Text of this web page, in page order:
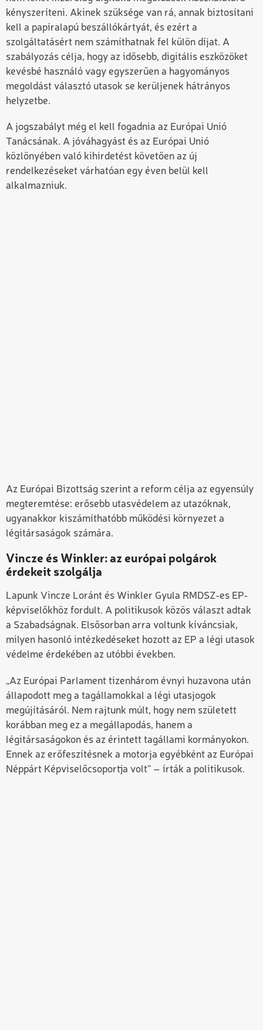
kényszeríteni. Akinek szüksége van rá, annak biztosítani
kell a papíralapú beszállókártyát, és ezért a
szolgáltatásért nem számíthatnak fel külön díjat. A
szabályozás célja, hogy az idősebb, digitális eszközöket
kevésbé használó vagy egyszerűen a hagyományos
megoldást választó utasok se kerüljenek hátrányos
helyzetbe.
A jogszabályt még el kell fogadnia az Európai Unió
Tanácsának. A jóváhagyást és az Európai Unió
közlönyében való kihirdetést követően az új
rendelkezéseket várhatóan egy éven belül kell
alkalmazniuk.
Az Európai Bizottság szerint a reform célja az egyensúly
megteremtése: erősebb utasvédelem az utazóknak,
ugyanakkor kiszámíthatóbb működési környezet a
légitársaságok számára.
Vincze és Winkler: az európai polgárok
érdekeit szolgálja
Lapunk Vincze Loránt és Winkler Gyula RMDSZ-es EP-
képviselőkhöz fordult. A politikusok közös választ adtak
a Szabadságnak. Elsősorban arra voltunk kíváncsiak,
milyen hasonló intézkedéseket hozott az EP a légi utasok
védelme érdekében az utóbbi években.
„Az Európai Parlament tizenhárom évnyi huzavona után
állapodott meg a tagállamokkal a légi utasjogok
megújításáról. Nem rajtunk múlt, hogy nem született
korábban meg ez a megállapodás, hanem a
légitársaságokon és az érintett tagállami kormányokon.
Ennek az erőfeszítésnek a motorja egyébként az Európai
Néppárt Képviselőcsoportja volt” – írták a politikusok.